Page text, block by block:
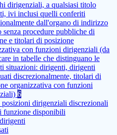
dirigenziali, a qualsiasi titolo
ivi inclusi quelli conferiti
dall'organo di indirizzo
senza procedure pubbliche di
e titolari di posizione
con funzioni dirigenziali (da
in tabelle che distinguano le
situazioni: dirigenti, dirigenti
discrezionalmente, titolari di
organizzativa con funzioni
6
posizioni dirigenziali discrezionali
funzione disponibili